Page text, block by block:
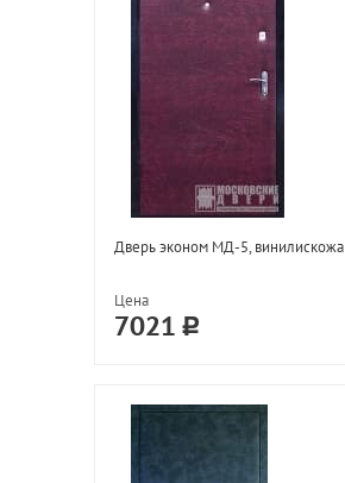
Дверь эконом МД-5, винилискожа
Цена
7021